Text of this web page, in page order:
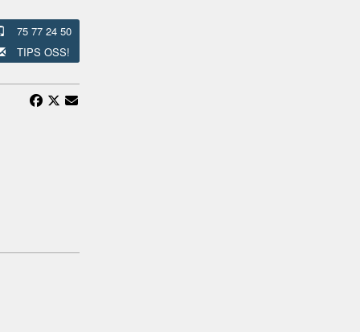
75 77 24 50
TIPS OSS!